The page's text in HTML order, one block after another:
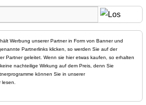
Werbung unserer Partner in Form von Banner und
Partnerlinks klicken, so werden Sie auf der
Partner geleitet. Wenn sie hier etwas kaufen, so erhalten
nachteilige Wirkung auf dem Preis, denn Sie
können Sie in unserer
lesen.